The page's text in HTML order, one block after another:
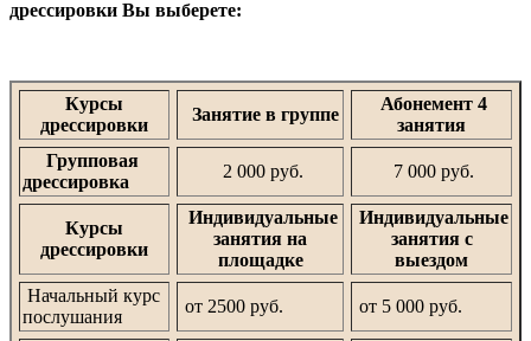
дрессировки Вы выберете:
Курсы
дрессировки
Занятие в группе
Абонемент 4
занятия
Групповая
дрессировка
2 000 руб. 7 000 руб.
Курсы
дрессировки
Индивидуальные
занятия на
площадке
Индивидуальные
занятия с
выездом
Начальный курс
послушания
от 2500 руб. от 5 000 руб.